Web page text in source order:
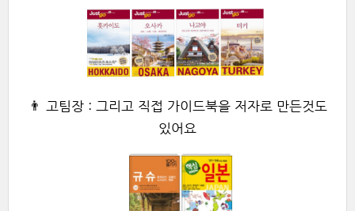
👨 고팀장 : 그리고 직접 가이드북을 저자로 만든것도
있어요